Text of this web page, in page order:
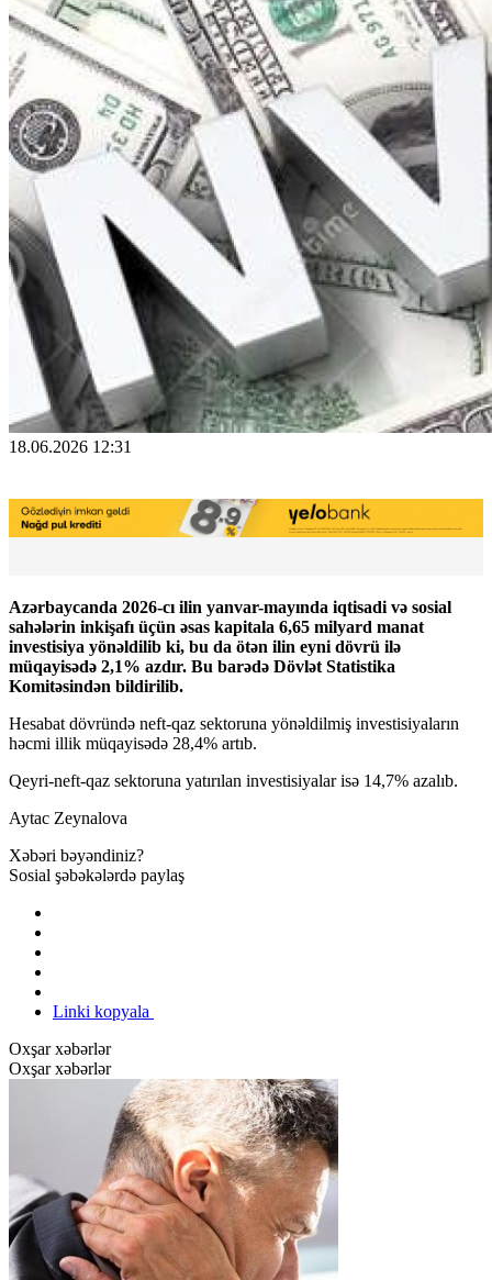
18.06.2026 12:31
Azərbaycanda 2026-cı ilin yanvar-mayında iqtisadi və sosial
sahələrin inkişafı üçün əsas kapitala 6,65 milyard manat
investisiya yönəldilib ki, bu da ötən ilin eyni dövrü ilə
müqayisədə 2,1% azdır. Bu barədə Dövlət Statistika
Komitəsindən bildirilib.
Hesabat dövründə neft-qaz sektoruna yönəldilmiş investisiyaların
həcmi illik müqayisədə 28,4% artıb.
Qeyri-neft-qaz sektoruna yatırılan investisiyalar isə 14,7% azalıb.
Aytac Zeynalova
Xəbəri bəyəndiniz?
Sosial şəbəkələrdə paylaş
Linki kopyala
Oxşar xəbərlər
Oxşar xəbərlər